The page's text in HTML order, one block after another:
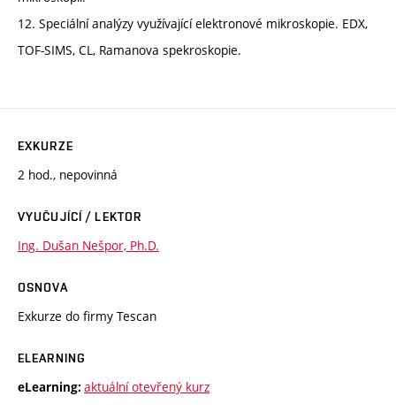
12. Speciální analýzy využívající elektronové mikroskopie. EDX,
TOF-SIMS, CL, Ramanova spekroskopie.
EXKURZE
2 hod., nepovinná
VYUČUJÍCÍ / LEKTOR
Ing. Dušan Nešpor, Ph.D.
OSNOVA
Exkurze do firmy Tescan
ELEARNING
eLearning: aktuální otevřený kurz